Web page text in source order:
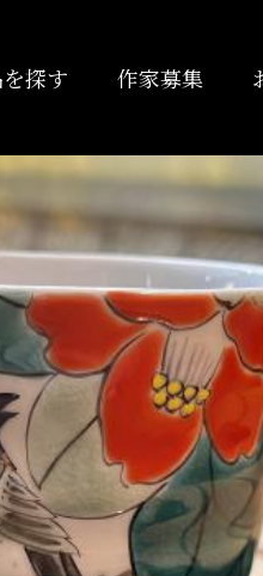
探す 作家募集